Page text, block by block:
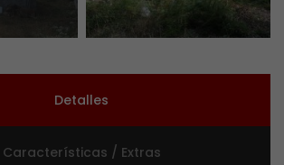
Detalles
Características / Extras